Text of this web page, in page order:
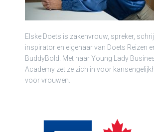
Elske Doets is zakenvrouw, spreker,
inspirator en eigenaar van Doets Reizen
BuddyBold. Met haar Young Lady
Academy zet ze zich in voor
voor vrouwen.